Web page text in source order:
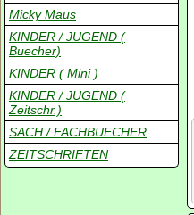
Micky Maus
KINDER / JUGEND (
Buecher)
KINDER ( Mini )
KINDER / JUGEND (
Zeitschr.)
SACH / FACHBUECHER
ZEITSCHRIFTEN